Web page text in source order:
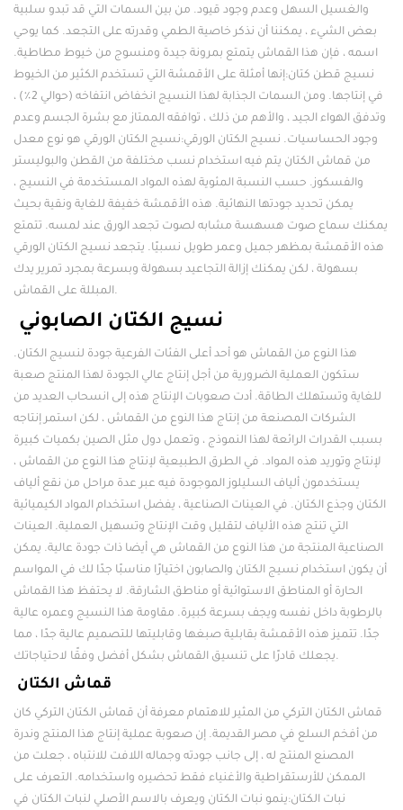
والغسيل السهل وعدم وجود قيود. من بين السمات التي قد تبدو سلبية
بعض الشيء ، يمكننا أن نذكر خاصية الطمي وقدرته على التجعد. كما يوحي
اسمه ، فإن هذا القماش يتمتع بمرونة جيدة ومنسوج من خيوط مطاطية.
نسيج قطن كتان:إنها أمثلة على الأقمشة التي تستخدم الكثير من الخيوط
في إنتاجها. ومن السمات الجذابة لهذا النسيج انخفاض انتفاخه (حوالي 2٪) ،
وتدفق الهواء الجيد ، والأهم من ذلك ، توافقه الممتاز مع بشرة الجسم وعدم
وجود الحساسيات. نسيج الكتان الورقي:نسيج الكتان الورقي هو نوع معدل
من قماش الكتان يتم فيه استخدام نسب مختلفة من القطن والبوليستر
والفسكوز. حسب النسبة المئوية لهذه المواد المستخدمة في النسيج ،
يمكن تحديد جودتها النهائية. هذه الأقمشة خفيفة للغاية ونقية بحيث
يمكنك سماع صوت هسهسة مشابه لصوت تجعد الورق عند لمسه. تتمتع
هذه الأقمشة بمظهر جميل وعمر طويل نسبيًا. يتجعد نسيج الكتان الورقي
بسهولة ، لكن يمكنك إزالة التجاعيد بسهولة وبسرعة بمجرد تمرير يدك
المبللة على القماش.
نسيج الكتان الصابوني
هذا النوع من القماش هو أحد أعلى الفئات الفرعية جودة لنسيج الكتان.
ستكون العملية الضرورية من أجل إنتاج عالي الجودة لهذا المنتج صعبة
للغاية وتستهلك الطاقة. أدت صعوبات الإنتاج هذه إلى انسحاب العديد من
الشركات المصنعة من إنتاج هذا النوع من القماش ، لكن استمر إنتاجه
بسبب القدرات الرائعة لهذا النموذج ، وتعمل دول مثل الصين بكميات كبيرة
لإنتاج وتوريد هذه المواد. في الطرق الطبيعية لإنتاج هذا النوع من القماش ،
يستخدمون ألياف السليلوز الموجودة فيه عبر عدة مراحل من نقع ألياف
الكتان وجذع الكتان. في العينات الصناعية ، يفضل استخدام المواد الكيميائية
التي تنتج هذه الألياف لتقليل وقت الإنتاج وتسهيل العملية. العينات
الصناعية المنتجة من هذا النوع من القماش هي أيضا ذات جودة عالية. يمكن
أن يكون استخدام نسيج الكتان والصابون اختيارًا مناسبًا جدًا لك في المواسم
الحارة أو المناطق الاستوائية أو مناطق الشارقة. لا يحتفظ هذا القماش
بالرطوبة داخل نفسه ويجف بسرعة كبيرة. مقاومة هذا النسيج وعمره عالية
جدًا. تتميز هذه الأقمشة بقابلية صبغها وقابليتها للتصميم عالية جدًا ، مما
يجعلك قادرًا على تنسيق القماش بشكل أفضل وفقًا لاحتياجاتك.
قماش الكتان
قماش الكتان التركي من المثير للاهتمام معرفة أن قماش الكتان التركي كان
من أفخم السلع في مصر القديمة. إن صعوبة عملية إنتاج هذا المنتج وندرة
المصنع المنتج له ، إلى جانب جودته وجماله اللافت للانتباه ، جعلت من
الممكن للأرستقراطية والأغنياء فقط تحضيره واستخدامه. التعرف على
نبات الكتان:ينمو نبات الكتان ويعرف بالاسم الأصلي لنبات الكتان في